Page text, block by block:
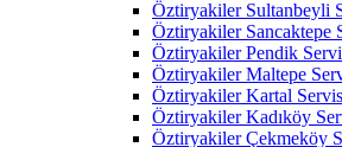
Öztiryakiler Sultanbeyli
Öztiryakiler
Öztiryakiler Pendik
Öztiryakiler Maltepe
Öztiryakiler Kartal
Öztiryakiler Kadıköy
Öztiryakiler Çekmeköy